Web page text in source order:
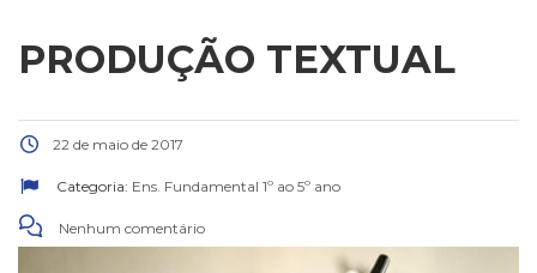
PRODUÇÃO TEXTUAL
22 de maio de 2017
Categoria: Ens. Fundamental 1º ao 5º ano
Nenhum comentário